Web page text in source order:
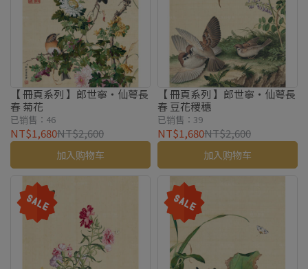
【 冊頁系列 】郎世寧・仙萼長
春 菊花
已销售：46
NT$1,680NT$2,600
加入购物车
【 冊頁系列 】郎世寧・仙萼長
春 豆花稷穗
已销售：39
NT$1,680NT$2,600
加入购物车